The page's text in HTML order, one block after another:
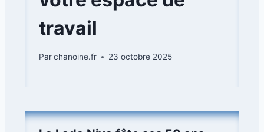
travail
Parchanoine.fr 23 octobre 2025